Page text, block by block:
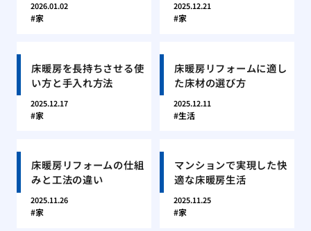
2026.01.02
家
2025.12.21
家
床暖房を長持ちさせる使
い方と手入れ方法
2025.12.17
家
床暖房リフォームに適し
た床材の選び方
2025.12.11
生活
床暖房リフォームの仕組
みと工法の違い
2025.11.26
家
マンションで実現した快
適な床暖房生活
2025.11.25
家